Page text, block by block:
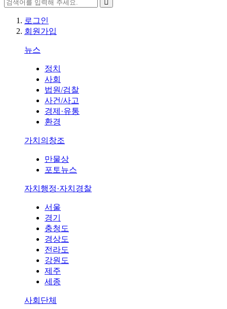
로그인
회원가입
뉴스
정치
사회
법원/검찰
사건/사고
경제·유통
환경
가치의창조
만물상
포토뉴스
자치행정·자치경찰
서울
경기
충청도
경상도
전라도
강원도
제주
세종
사회단체